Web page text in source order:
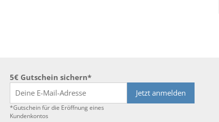
5€ Gutschein sichern*
Jetzt anmelden
*Gutschein für die Eröffnung eines
Kundenkontos